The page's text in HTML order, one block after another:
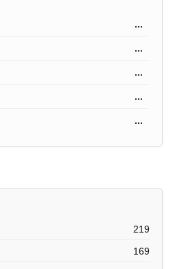
...
...
...
...
...
219
169